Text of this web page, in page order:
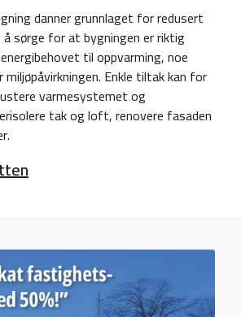
danner grunnlaget for redusert
å sørge for at bygningen er riktig
til oppvarming, noe
Enkle tiltak kan for
varmesystemet og
tak og loft, renovere fasaden